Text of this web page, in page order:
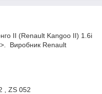
II (Renault Kangoo II) 1.6i
>. Виробник Renault
, ZS 052